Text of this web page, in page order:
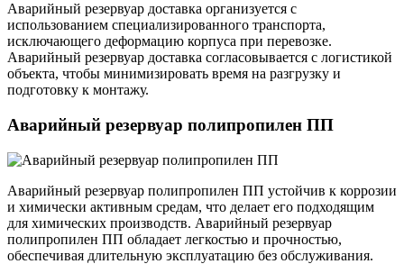
Аварийный резервуар доставка организуется с
использованием специализированного транспорта,
исключающего деформацию корпуса при перевозке.
Аварийный резервуар доставка согласовывается с логистикой
объекта, чтобы минимизировать время на разгрузку и
подготовку к монтажу.
Аварийный резервуар полипропилен ПП
Аварийный резервуар полипропилен ПП устойчив к коррозии
и химически активным средам, что делает его подходящим
для химических производств. Аварийный резервуар
полипропилен ПП обладает легкостью и прочностью,
обеспечивая длительную эксплуатацию без обслуживания.